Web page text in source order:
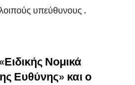
υπεύθυνους .
Νομικά
Ευθύνης» και ο